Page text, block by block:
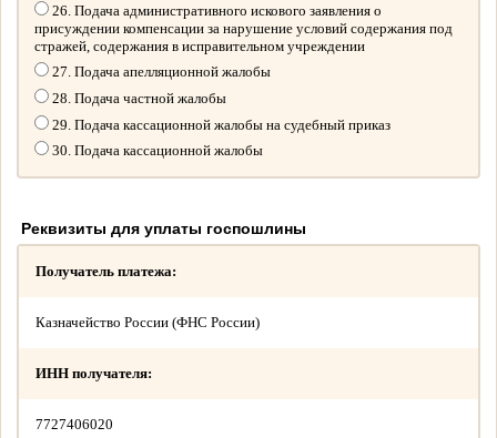
26. Подача административного искового заявления о
присуждении компенсации за нарушение условий содержания под
стражей, содержания в исправительном учреждении
27. Подача апелляционной жалобы
28. Подача частной жалобы
29. Подача кассационной жалобы на судебный приказ
30. Подача кассационной жалобы
Реквизиты для уплаты госпошлины
Получатель платежа:
Казначейство России (ФНС России)
ИНН получателя:
7727406020